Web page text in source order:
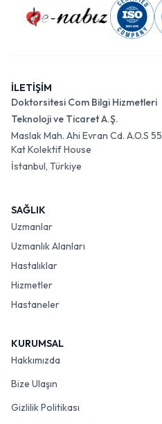
İLETİŞİM
Doktorsitesi Com Bilgi Hizmetleri
Teknoloji ve Ticaret A.Ş.
Maslak Mah. Ahi Evran Cd. A.O.S
Kat Kolektif House
İstanbul, Türkiye
SAĞLIK
Uzmanlar
Uzmanlık Alanları
Hastalıklar
Hizmetler
Hastaneler
KURUMSAL
Hakkımızda
Bize Ulaşın
Gizlilik Politikası